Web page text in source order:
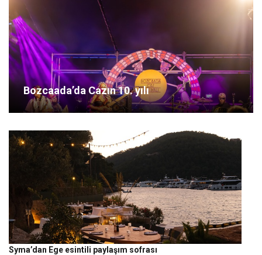
Bozcaada’da Cazın 10. yılı
Syma’dan Ege esintili paylaşım sofrası